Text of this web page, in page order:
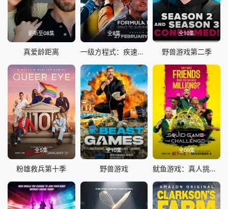
更新至08集
真爱龄距离
全8集
一级方程式：疾速争胜第八季
全10集
野兽游戏第二季
全5集
粉雄救兵第十季
全10集
野兽游戏
全09集
鱿鱼游戏：真人挑战赛第二季